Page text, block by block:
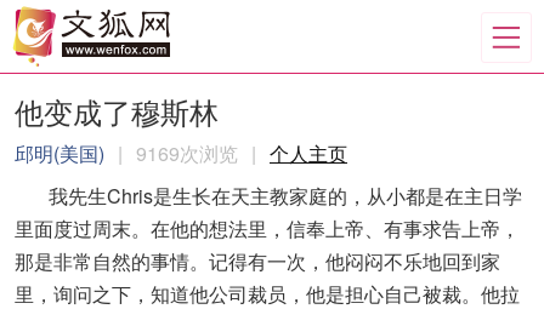
他变成了穆斯林
邱明(美国) | 9169次浏览 | 个人主页
我先生Chris是生长在天主教家庭的，从小都是在主日学
里面度过周末。在他的想法里，信奉上帝、有事求告上帝，
那是非常自然的事情。记得有一次，他闷闷不乐地回到家
里，询问之下，知道他公司裁员，他是担心自己被裁。他拉